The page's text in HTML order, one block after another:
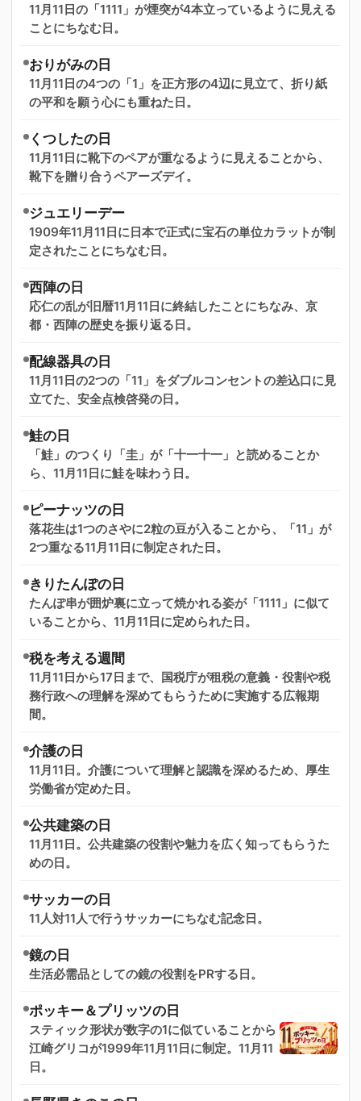
11月11日の「1111」が煙突が4本立っているように見える
ことにちなむ日。
おりがみの日
11月11日の4つの「1」を正方形の4辺に見立て、折り紙
の平和を願う心にも重ねた日。
くつしたの日
11月11日に靴下のペアが重なるように見えることから、
靴下を贈り合うペアーズデイ。
ジュエリーデー
1909年11月11日に日本で正式に宝石の単位カラットが制
定されたことにちなむ日。
西陣の日
応仁の乱が旧暦11月11日に終結したことにちなみ、京
都・西陣の歴史を振り返る日。
配線器具の日
11月11日の2つの「11」をダブルコンセントの差込口に見
立てた、安全点検啓発の日。
鮭の日
「鮭」のつくり「圭」が「十一十一」と読めることか
ら、11月11日に鮭を味わう日。
ピーナッツの日
落花生は1つのさやに2粒の豆が入ることから、「11」が
2つ重なる11月11日に制定された日。
きりたんぽの日
たんぽ串が囲炉裏に立って焼かれる姿が「1111」に似て
いることから、11月11日に定められた日。
税を考える週間
11月11日から17日まで、国税庁が租税の意義・役割や税
務行政への理解を深めてもらうために実施する広報期
間。
介護の日
11月11日。介護について理解と認識を深めるため、厚生
労働省が定めた日。
公共建築の日
11月11日。公共建築の役割や魅力を広く知ってもらうた
めの日。
サッカーの日
11人対11人で行うサッカーにちなむ記念日。
鏡の日
生活必需品としての鏡の役割をPRする日。
ポッキー＆プリッツの日
スティック形状が数字の1に似ていることから
江崎グリコが1999年11月11日に制定。11月11
日。